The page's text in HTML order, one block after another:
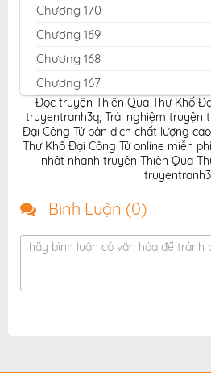
Chương 170
Chương 169
Chương 168
Chương 167
Chương 166
Chương 165
Chương 164
Chương 162
Chương 160
Đọc truyện Thiên Qua Thư Khố
truyentranh3q, Trải nghiệm truyện
Đại Công Tử bản dịch chất lượng cao
Thư Khố Đại Công Tử online miễn
nhật nhanh truyện Thiên Qua
Bình Luận (0)
hãy bình luận có văn hóa để tránh